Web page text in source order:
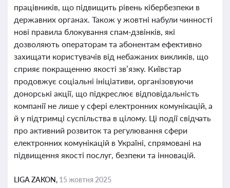
працівників, що підвищить рівень кібербезпеки в
державних органах. Також у жовтні набули чинності
нові правила блокування спам-дзвінків, які
дозволяють операторам та абонентам ефективно
захищати користувачів від небажаних викликів, що
сприяє покращенню якості зв’язку. Київстар
продовжує соціальні ініціативи, організовуючи
донорські акції, що підкреслює відповідальність
компанії не лише у сфері електронних комунікацій, а
й у підтримці суспільства в цілому. Ці події свідчать
про активний розвиток та регулювання сфери
електронних комунікацій в Україні, спрямовані на
підвищення якості послуг, безпеки та інновацій.
LIGA ZAKON, 15 жовтня 2025